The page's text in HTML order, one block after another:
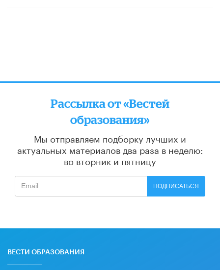
Рассылка от «Вестей
образования»
Мы отправляем подборку лучших и
актуальных материалов два раза в неделю:
во вторник и пятницу
ПОДПИСАТЬСЯ
ВЕСТИ ОБРАЗОВАНИЯ